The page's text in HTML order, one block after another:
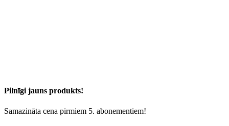
Pilnīgi jauns produkts!
Samazināta cena pirmiem 5. abonementiem!